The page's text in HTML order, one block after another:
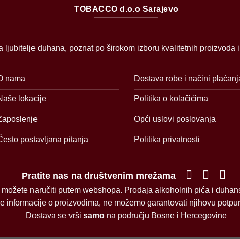
TOBACCO d.o.o Sarajevo
ljubitelje duhana, poznat po širokom izboru kvalitetnih
nama
lokacije
postavljana pitanja
Dostava robe i načini
Politika o kolačićima
Opći uslovi poslovanja
Politika privatnosti
Pratite nas na društvenim mrežama
naručiti putem webshopa. Prodaja alkoholnih pića i
informacije o proizvodima, ne možemo garantovati njihovu
Dostava se vrši samo na području Bosne i Hercegovine